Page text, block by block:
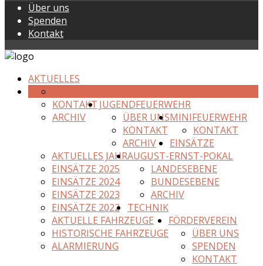
Über uns
Spenden
Kontakt
AKTUELLES
KONTAKT
ARCHIV
JUGENDFEUERWEHR
ÜBER UNS
KONTAKT
ARCHIV
MINIFEUERWEHR
KONTAKT
EINSÄTZE
AKTUELLES JAHR
EINSÄTZE 2025
EINSÄTZE 2024
EINSÄTZE 2023
EINSÄTZE 2022
AUGUST-ERNST-POKAL
LANDESEBENE
BUNDESEBENE
ARCHIV
TECHNIK
AKTUELLE FAHRZEUGE
HISTORISCHE FAHRZEUGE
ALARMIERUNG
FÖRDERVEREIN
ÜBER UNS
SPENDEN
KONTAKT